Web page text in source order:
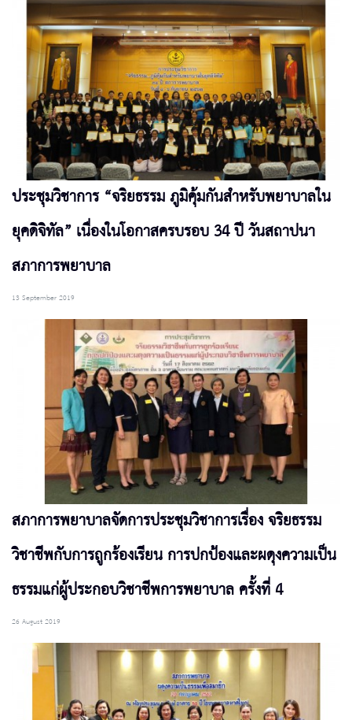
ประชุมวิชาการ “จริยธรรม ภูมิคุ้มกันสำหรับพยาบาลใน
ยุคดิจิทัล” เนื่องในโอกาสครบรอบ 34 ปี วันสถาปนา
สภาการพยาบาล
13 September 2019
สภาการพยาบาลจัดการประชุมวิชาการเรื่อง จริยธรรม
วิชาชีพกับการถูกร้องเรียน การปกป้องและผดุงความเป็น
ธรรมแก่ผู้ประกอบวิชาชีพการพยาบาล ครั้งที่ 4
26 August 2019